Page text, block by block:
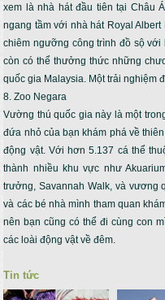
xem là nhà hát đầu tiên tại Châu
ngang tầm với nhà hát Royal
chiêm ngưỡng công trình đồ sộ
còn có thể thưởng thức những
quốc gia Malaysia. Một trải nghiệm
8. Zoo Negara
Vường thú quốc gia này là một
đứa nhỏ của bạn khám phá về
động vật. Với hơn 5.137 cá thể
thành nhiều khu vực như
trưởng, Savannah Walk, và vương
và các bé nhà mình tham quan
nên bạn cũng có thể đi cùng con
các loài động vật về đêm.
Tin tức